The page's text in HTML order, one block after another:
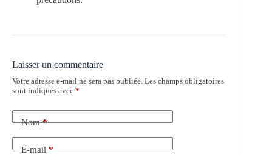
Laisser un commentaire
Votre adresse e-mail ne sera pas publiée. Les champs obligatoires
sont indiqués avec *
Nom*
E-mail*